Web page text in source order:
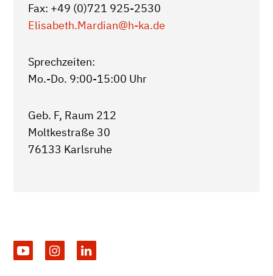
Fax: +49 (0)721 925-2530
Elisabeth.Mardian@h-ka.de
Sprechzeiten:
Mo.-Do. 9:00-15:00 Uhr
Geb. F, Raum 212
Moltkestraße 30
76133 Karlsruhe